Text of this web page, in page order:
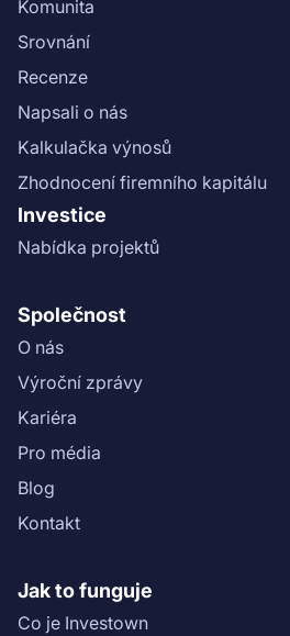
Komunita
Srovnání
Recenze
Napsali o nás
Kalkulačka výnosů
Zhodnocení firemního kapitálu
Investice
Nabídka projektů
Společnost
O nás
Výroční zprávy
Kariéra
Pro média
Blog
Kontakt
Jak to funguje
Co je Investown